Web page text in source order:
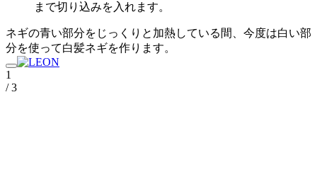
まで切り込みを入れます。
ネギの青い部分をじっくりと加熱している間、今度は白い部
分を使って白髪ネギを作ります。
1
/ 3